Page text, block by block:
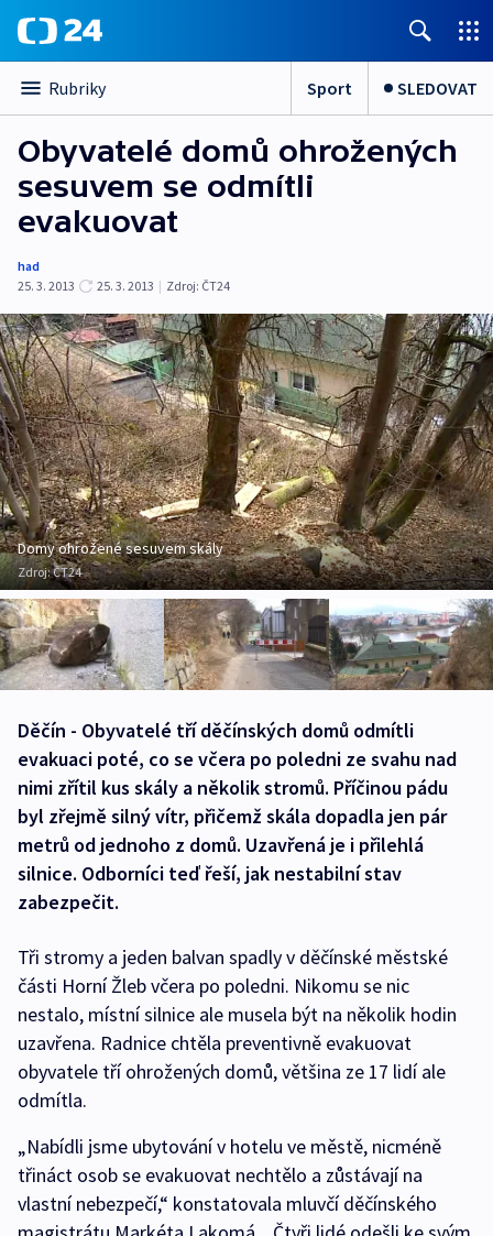
Rubriky Sport SLEDOVAT
Obyvatelé domů ohrožených
sesuvem se odmítli
evakuovat
had
25. 3. 2013
25. 3. 2013 | Zdroj: ČT24
Domy ohrožené sesuvem skály
Zdroj:ČT24
Děčín - Obyvatelé tří děčínských domů odmítli
evakuaci poté, co se včera po poledni ze svahu nad
nimi zřítil kus skály a několik stromů. Příčinou pádu
byl zřejmě silný vítr, přičemž skála dopadla jen pár
metrů od jednoho z domů. Uzavřená je i přilehlá
silnice. Odborníci teď řeší, jak nestabilní stav
zabezpečit.
Tři stromy a jeden balvan spadly v děčínské městské
části Horní Žleb včera po poledni. Nikomu se nic
nestalo, místní silnice ale musela být na několik hodin
uzavřena. Radnice chtěla preventivně evakuovat
obyvatele tří ohrožených domů, většina ze 17 lidí ale
odmítla.
„Nabídli jsme ubytování v hotelu ve městě, nicméně
třináct osob se evakuovat nechtělo a zůstávají na
vlastní nebezpečí,“ konstatovala mluvčí děčínského